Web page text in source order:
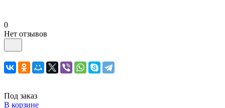
0
Нет отзывов
Под заказ
В корзине